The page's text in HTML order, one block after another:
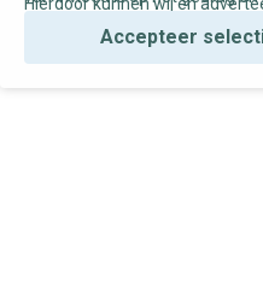
gepersonaliseerde online
Accepteer